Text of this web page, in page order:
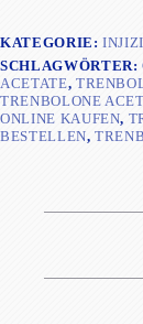
KATEGORIE:
SCHLAGWÖRTER:
ACETATE,
TRENBOLONE
ONLINE KAUFEN,
BESTELLEN,